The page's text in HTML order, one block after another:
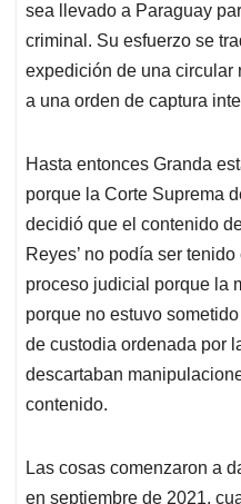
sea llevado a Paraguay
criminal. Su esfuerzo se
expedición de una circular
a una orden de captura
Hasta entonces Granda
porque la Corte Suprema
decidió que el contenido
Reyes’ no podía ser
proceso judicial porque la
porque no estuvo
de custodia ordenada por
descartaban
contenido.
Las cosas comenzaron a
en septiembre de 2021,